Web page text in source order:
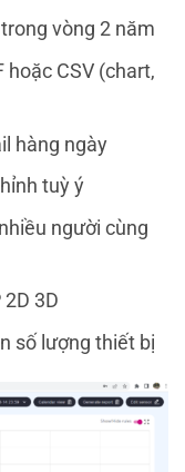
vòng 2 năm
hoặc CSV (chart,
hàng ngày
tuỳ ý
người cùng
3D
số lượng thiết bị